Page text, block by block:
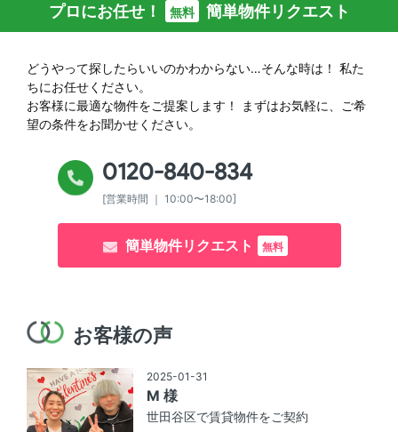
プロにお任せ！ 無料 簡単物件リクエスト
どうやって探したらいいのかわからない…そんな時は！ 私た
ちにお任せください。
お客様に最適な物件をご提案します！
まずはお気軽に、ご希
望の条件をお聞かせください。
0120-840-834
[営業時間 ｜ 10:00〜18:00]
簡単物件リクエスト 無料
お客様の声
2025-01-31
M 様
世田谷区で賃貸物件をご契約